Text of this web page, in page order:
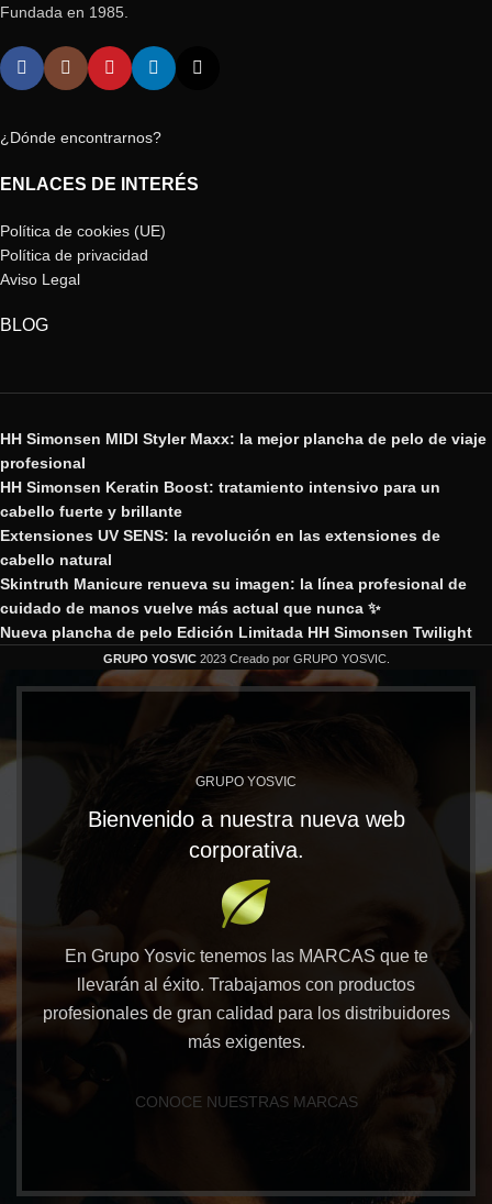
Fundada en 1985.
¿Dónde encontrarnos?
ENLACES DE INTERÉS
Política de cookies (UE)
Política de privacidad
Aviso Legal
BLOG
HH Simonsen MIDI Styler Maxx: la mejor plancha de pelo de viaje
profesional
HH Simonsen Keratin Boost: tratamiento intensivo para un
cabello fuerte y brillante
Extensiones UV SENS: la revolución en las extensiones de
cabello natural
Skintruth Manicure renueva su imagen: la línea profesional de
cuidado de manos vuelve más actual que nunca ✨
Nueva plancha de pelo Edición Limitada HH Simonsen Twilight
GRUPO YOSVIC 2023 Creado por GRUPO YOSVIC.
GRUPO YOSVIC
Bienvenido a nuestra nueva web
corporativa.
En Grupo Yosvic tenemos las MARCAS que te
llevarán al éxito. Trabajamos con productos
profesionales de gran calidad para los distribuidores
más exigentes.
CONOCE NUESTRAS MARCAS